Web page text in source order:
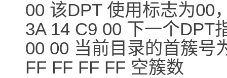
00 该DPT 使用标志为00
3A 14 C9 00 下一个DPT
00 00 当前目录的首簇号
FF FF FF FF 空簇数